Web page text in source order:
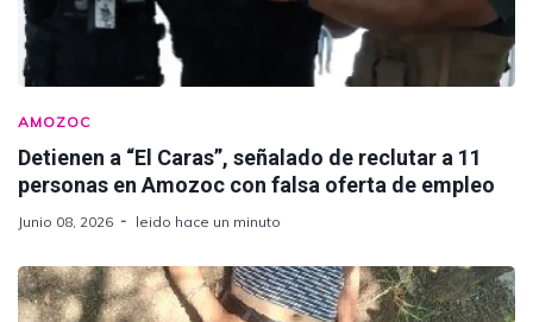
AMOZOC
Detienen a “El Caras”, señalado de reclutar a 11
personas en Amozoc con falsa oferta de empleo
Junio 08, 2026 leido hace un minuto